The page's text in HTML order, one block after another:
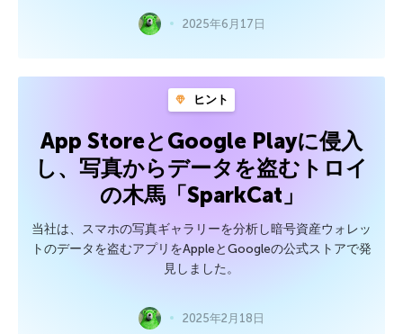
2025年6月17日
ヒント
App StoreとGoogle Playに侵入
し、写真からデータを盗むトロイ
の木馬「SparkCat」
当社は、スマホの写真ギャラリーを分析し暗号資産ウォレッ
トのデータを盗むアプリをAppleとGoogleの公式ストアで発
見しました。
2025年2月18日